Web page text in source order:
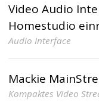
Video Audio
Homestudio
Audio Interface
Mackie
Kompaktes Video